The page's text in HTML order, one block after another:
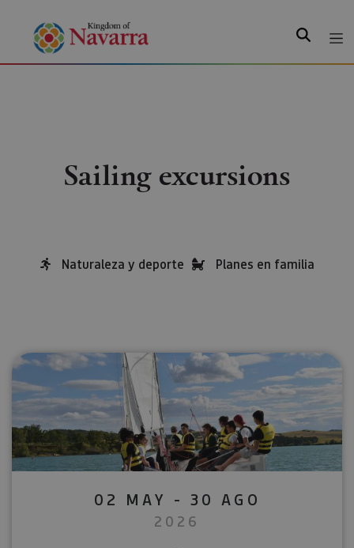
Search
Sailing excursions
Naturaleza y deporte Planes en familia
02 MAY - 30 AGO
2026